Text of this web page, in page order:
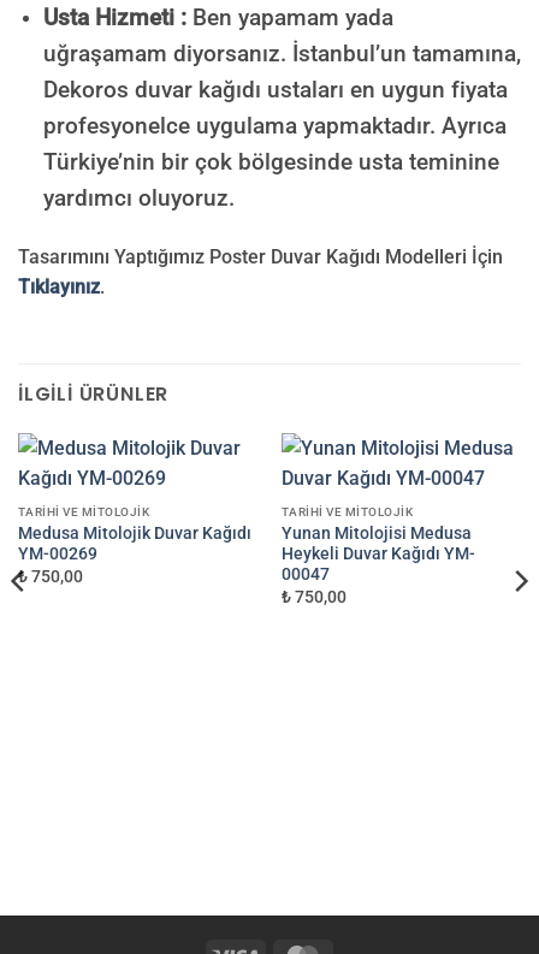
Usta Hizmeti :Ben yapamam yada
uğraşamam diyorsanız. İstanbul’un tamamına,
Dekoros duvar kağıdı ustaları en uygun fiyata
profesyonelce uygulama yapmaktadır. Ayrıca
Türkiye’nin bir çok bölgesinde usta teminine
yardımcı oluyoruz.
Tasarımını Yaptığımız Poster Duvar Kağıdı Modelleri İçin
Tıklayınız.
İLGILI ÜRÜNLER
TARIHI VE MITOLOJIK
Medusa Mitolojik Duvar Kağıdı
YM-00269
₺ 750,00
TARIHI VE MITOLOJIK
Yunan Mitolojisi Medusa
Heykeli Duvar Kağıdı YM-
00047
₺ 750,00